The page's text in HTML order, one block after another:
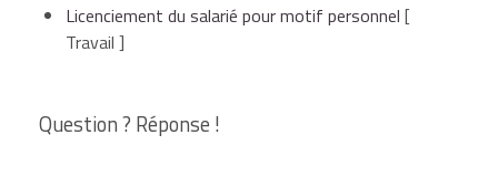
Licenciement du salarié pour motif personnel [
Travail ]
Question ? Réponse !